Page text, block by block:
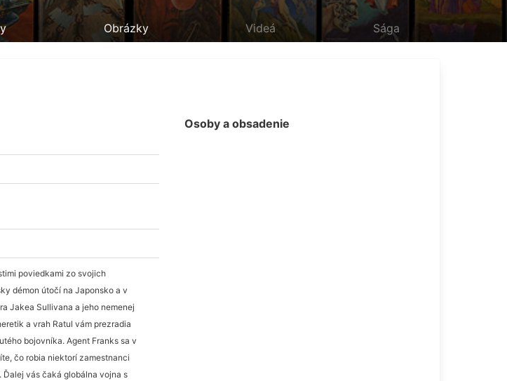
Obrázky Videá Sága
poviedkami zo svojich
démon útočí na Japonsko a v
Jakea Sullivana a jeho nemenej
a vrah Ratul vám prezradia
bojovníka. Agent Franks sa v
čo robia niektorí zamestnanci
vás čaká globálna vojna s
Osoby a obsadenie